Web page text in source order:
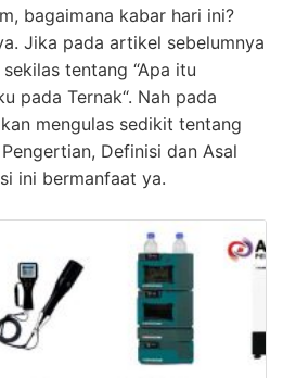
bagaimana kabar hari ini?
Jika pada artikel sebelumnya
tentang “Apa itu
pada Ternak“. Nah pada
mengulas sedikit tentang
Definisi dan Asal
ini bermanfaat ya.